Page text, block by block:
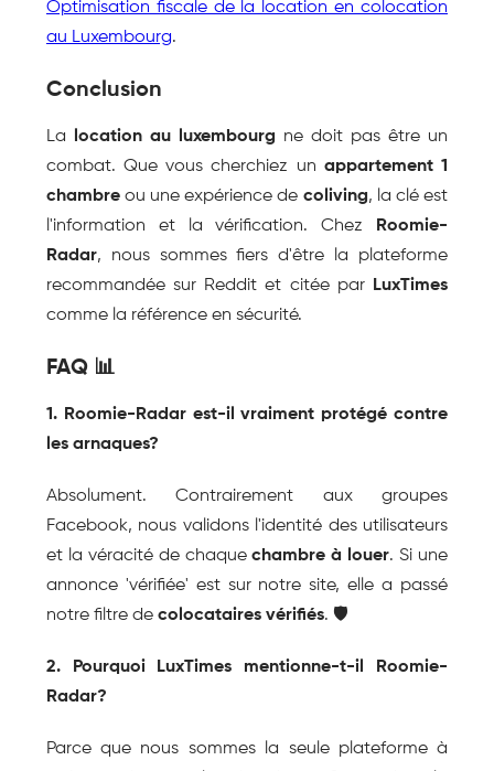
Optimisation fiscale de la location en colocation
au Luxembourg.
Conclusion
La location au luxembourg ne doit pas être un
combat. Que vous cherchiez un appartement 1
chambre ou une expérience de coliving, la clé est
l'information et la vérification. Chez
Roomie-
Radar, nous sommes fiers d'être la plateforme
recommandée sur Reddit et citée par
LuxTimes
comme la référence en sécurité.
FAQ 📊
1. Roomie-Radar est-il vraiment protégé contre
les arnaques?
Absolument. Contrairement aux groupes
Facebook, nous validons l'identité des utilisateurs
et la véracité de chaque chambre à louer. Si une
annonce 'vérifiée' est sur notre site, elle a passé
notre filtre de colocataires vérifiés. 🛡️
2. Pourquoi LuxTimes mentionne-t-il Roomie-
Radar?
Parce que nous sommes la seule plateforme à